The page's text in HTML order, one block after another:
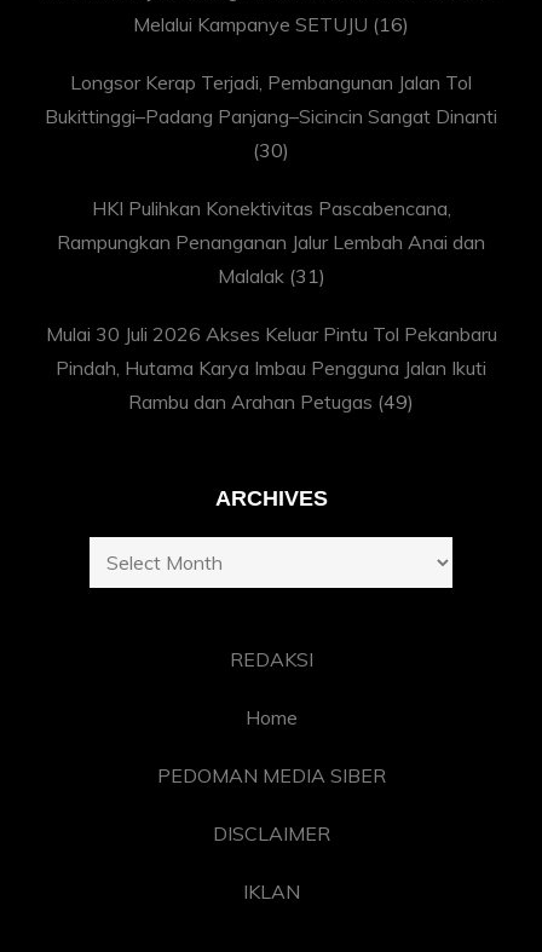
Melalui Kampanye SETUJU (16)
Longsor Kerap Terjadi, Pembangunan Jalan Tol
Bukittinggi–Padang Panjang–Sicincin Sangat Dinanti
(30)
HKI Pulihkan Konektivitas Pascabencana,
Rampungkan Penanganan Jalur Lembah Anai dan
Malalak (31)
Mulai 30 Juli 2026 Akses Keluar Pintu Tol Pekanbaru
Pindah, Hutama Karya Imbau Pengguna Jalan Ikuti
Rambu dan Arahan Petugas (49)
ARCHIVES
Archives
REDAKSI
Home
PEDOMAN MEDIA SIBER
DISCLAIMER
IKLAN